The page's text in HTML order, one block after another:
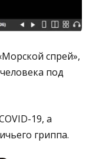
спрей»,
под
19, а
гриппа.